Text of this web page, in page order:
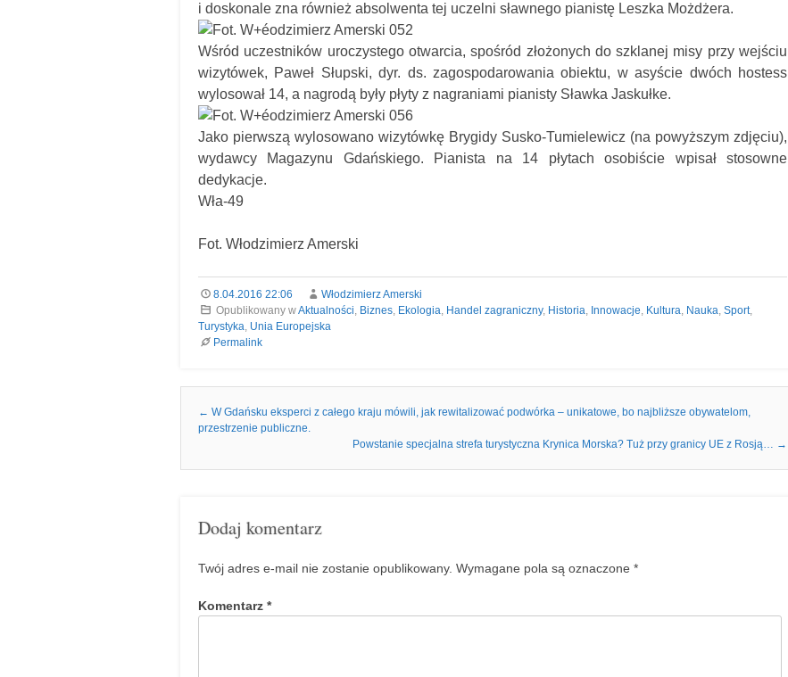
i doskonale zna również absolwenta tej uczelni sławnego pianistę Leszka Możdżera.
Wśród uczestników uroczystego otwarcia, spośród złożonych do szklanej misy przy wejściu
wizytówek, Paweł Słupski, dyr. ds. zagospodarowania obiektu, w asyście dwóch hostess
wylosował 14, a nagrodą były płyty z nagraniami pianisty Sławka Jaskułke.
Jako pierwszą wylosowano wizytówkę Brygidy Susko-Tumielewicz (na powyższym zdjęciu),
wydawcy Magazynu Gdańskiego. Pianista na 14 płytach osobiście wpisał stosowne
dedykacje.
Wła-49
Fot. Włodzimierz Amerski
8.04.2016 22:06
Włodzimierz Amerski
Opublikowany wAktualności, Biznes, Ekologia, Handel zagraniczny, Historia, Innowacje, Kultura, Nauka, Sport,
Turystyka, Unia Europejska
Permalink
Nawigacja we wpisach
← W Gdańsku eksperci z całego kraju mówili, jak rewitalizować podwórka – unikatowe, bo najbliższe obywatelom,
przestrzenie publiczne.
Powstanie specjalna strefa turystyczna Krynica Morska? Tuż przy granicy UE z Rosją… →
Dodaj komentarz
Twój adres e-mail nie zostanie opublikowany. Wymagane pola są oznaczone *
Komentarz *